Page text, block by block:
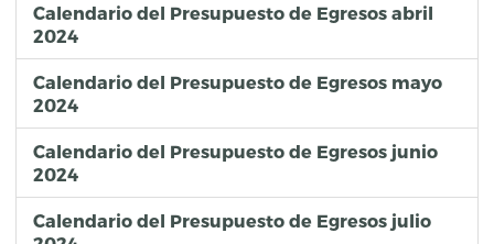
Calendario del Presupuesto de Egresos abril
2024
Calendario del Presupuesto de Egresos mayo
2024
Calendario del Presupuesto de Egresos junio
2024
Calendario del Presupuesto de Egresos julio